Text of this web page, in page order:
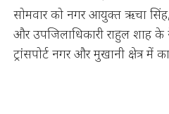
सोमवार को नगर आयुक्त ऋचा सिंह,
और उपजिलाधिकारी राहुल शाह
ट्रांसपोर्ट नगर और मुखानी क्षेत्र में